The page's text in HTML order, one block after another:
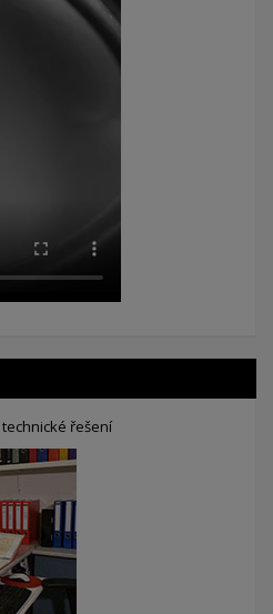
řešení